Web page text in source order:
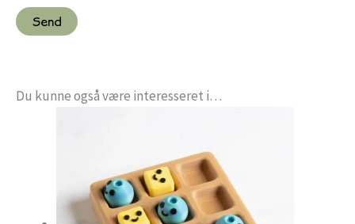
Du kunne også være interesseret i…